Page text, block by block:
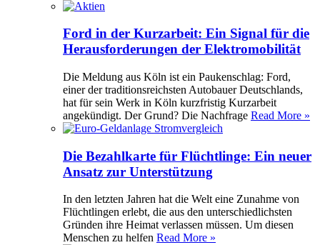
Ford in der Kurzarbeit: Ein Signal für die
Herausforderungen der Elektromobilität
Die Meldung aus Köln ist ein Paukenschlag: Ford,
einer der traditionsreichsten Autobauer Deutschlands,
hat für sein Werk in Köln kurzfristig Kurzarbeit
angekündigt. Der Grund? Die Nachfrage Read More »
Die Bezahlkarte für Flüchtlinge: Ein neuer
Ansatz zur Unterstützung
In den letzten Jahren hat die Welt eine Zunahme von
Flüchtlingen erlebt, die aus den unterschiedlichsten
Gründen ihre Heimat verlassen müssen. Um diesen
Menschen zu helfen Read More »